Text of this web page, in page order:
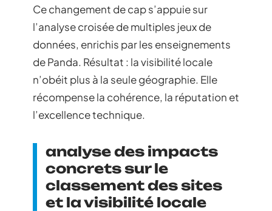
Ce changement de cap s’appuie sur
l’analyse croisée de multiples jeux de
données, enrichis par les enseignements
de Panda. Résultat : la visibilité locale
n’obéit plus à la seule géographie. Elle
récompense la cohérence, la réputation et
l’excellence technique.
analyse des impacts
concrets sur le
classement des sites
et la visibilité locale